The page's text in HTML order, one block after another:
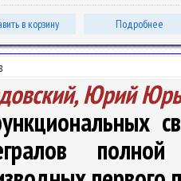
в корзину Подробнее
Юрий